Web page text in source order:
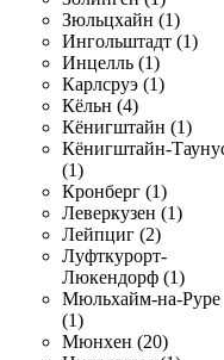
Зюльцхайн (1)
Ингольштадт (1)
Инцелль (1)
Карлсруэ (1)
Кёльн (4)
Кёнигштайн (1)
Кёнигштайн-
(1)
Кронберг (1)
Леверкузен (1)
Лейпциг (2)
Луфткурорт-
Люкендорф (1)
Мюльхайм-на-Руре
(1)
Мюнхен (20)